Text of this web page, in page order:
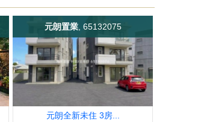
元朗置業, 65132075
元朗全新未住 3房...